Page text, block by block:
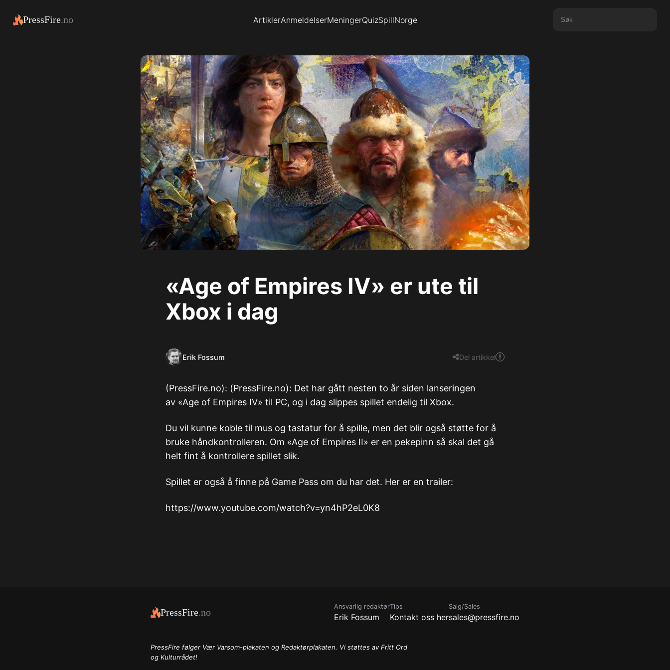
PressFire.no ArtiklerAnmeldelserMeningerQuizSpillNorge
«Age of Empires IV» er ute til
Xbox i dag
Erik Fossum Del artikkel
(PressFire.no): (PressFire.no): Det har gått nesten to år siden lanseringen
av «Age of Empires IV» til PC, og i dag slippes spillet endelig til Xbox.​
Du vil kunne koble til mus og tastatur for å spille, men det blir også støtte for å
bruke håndkontrolleren. Om «Age of Empires II» er en pekepinn så skal det gå
helt fint å kontrollere spillet slik.
Spillet er også å finne på Game Pass om du har det. Her er en trailer:
https://www.youtube.com/watch?v=yn4hP2eL0K8
PressFire.no
Ansvarlig redaktør
Erik Fossum
Tips
Kontakt oss her
Salg/Sales
sales@pressfire.no
PressFire følger Vær Varsom-plakaten og Redaktørplakaten. Vi støttes av Fritt Ord
og Kulturrådet!